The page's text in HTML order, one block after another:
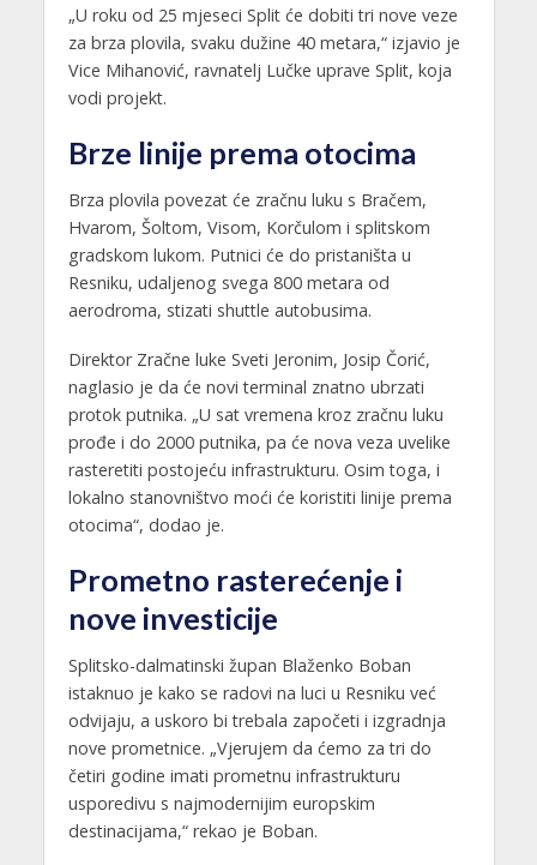
„U roku od 25 mjeseci Split će dobiti tri nove veze
za brza plovila, svaku dužine 40 metara,“ izjavio je
Vice Mihanović, ravnatelj Lučke uprave Split, koja
vodi projekt.
Brze linije prema otocima
Brza plovila povezat će zračnu luku s Bračem,
Hvarom, Šoltom, Visom, Korčulom i splitskom
gradskom lukom. Putnici će do pristaništa u
Resniku, udaljenog svega 800 metara od
aerodroma, stizati shuttle autobusima.
Direktor Zračne luke Sveti Jeronim, Josip Čorić,
naglasio je da će novi terminal znatno ubrzati
protok putnika. „U sat vremena kroz zračnu luku
prođe i do 2000 putnika, pa će nova veza uvelike
rasteretiti postojeću infrastrukturu. Osim toga, i
lokalno stanovništvo moći će koristiti linije prema
otocima“, dodao je.
Prometno rasterećenje i
nove investicije
Splitsko-dalmatinski župan Blaženko Boban
istaknuo je kako se radovi na luci u Resniku već
odvijaju, a uskoro bi trebala započeti i izgradnja
nove prometnice. „Vjerujem da ćemo za tri do
četiri godine imati prometnu infrastrukturu
usporedivu s najmodernijim europskim
destinacijama,“ rekao je Boban.